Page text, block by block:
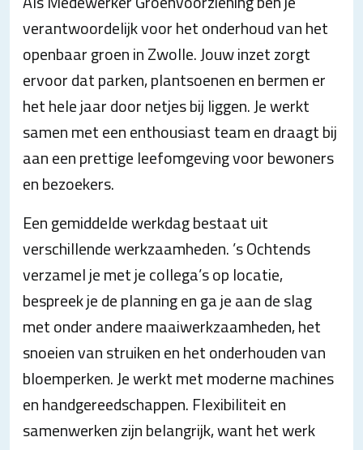
verantwoordelijk voor het onderhoud van het
openbaar groen in Zwolle. Jouw inzet zorgt
ervoor dat parken, plantsoenen en bermen er
het hele jaar door netjes bij liggen. Je werkt
samen met een enthousiast team en draagt bij
aan een prettige leefomgeving voor bewoners
en bezoekers.
Een gemiddelde werkdag bestaat uit
verschillende werkzaamheden. ’s Ochtends
verzamel je met je collega’s op locatie,
bespreek je de planning en ga je aan de slag
met onder andere maaiwerkzaamheden, het
snoeien van struiken en het onderhouden van
bloemperken. Je werkt met moderne machines
en handgereedschappen. Flexibiliteit en
samenwerken zijn belangrijk, want het werk